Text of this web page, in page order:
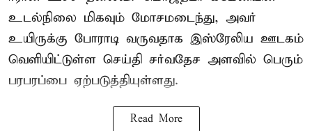
உடல்நிலை மிகவும் மோசமடைந்து, அவர்
உயிருக்கு போராடி வருவதாக இஸ்ரேலிய ஊடகம்
வெளியிட்டுள்ள செய்தி சர்வதேச அளவில் பெரும்
பரபரப்பை ஏற்படுத்தியுள்ளது.
Read More